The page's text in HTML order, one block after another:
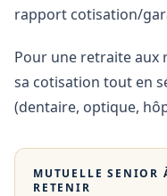
rapport cotisation/
Pour une retraite aux
sa cotisation tout en
(dentaire, optique,
MUTUELLE SENIOR
RETENIR